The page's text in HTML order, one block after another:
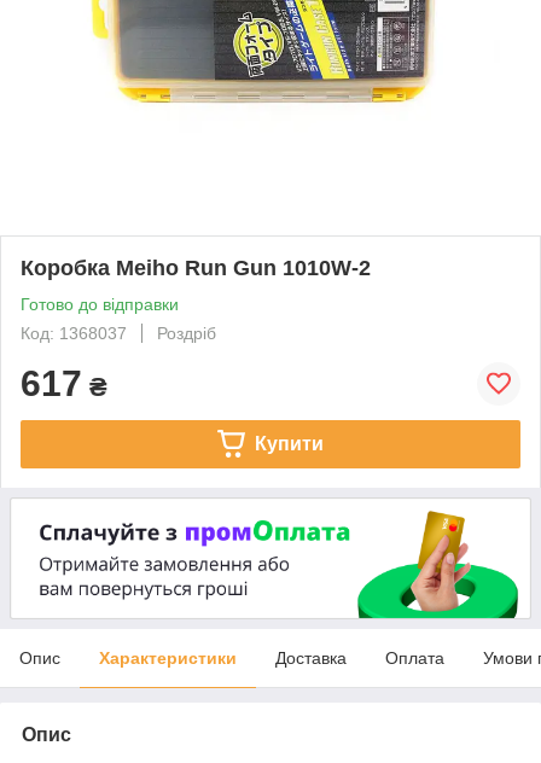
Коробка Meiho Run Gun 1010W-2
Готово до відправки
Код: 1368037
Роздріб
617 ₴
Купити
Опис Характеристики Доставка Оплата Умови
Опис